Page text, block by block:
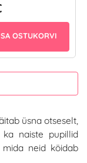
OSTUKORVI
üsna otseselt,
naiste pupillid
neid köidab